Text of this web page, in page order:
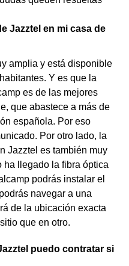
Jazztel en mi casa de
amplia y está disponible
Y es que la
es de las mejores
que abastece a más de
española. Por eso
Por otro lado, la
Jazztel es también muy
ha llegado la fibra óptica
podrás instalar el
navegar a una
de la ubicación exacta
que en otro.
puedo contratar si